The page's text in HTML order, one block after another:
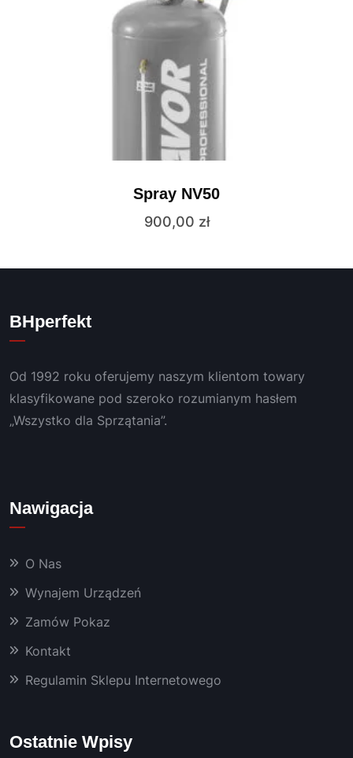
Spray NV50
900,00 zł
BHperfekt
Od 1992 roku oferujemy naszym klientom towary
klasyfikowane pod szeroko rozumianym hasłem
„Wszystko dla Sprzątania”.
Nawigacja
O Nas
Wynajem Urządzeń
Zamów Pokaz
Kontakt
Regulamin Sklepu Internetowego
Ostatnie Wpisy